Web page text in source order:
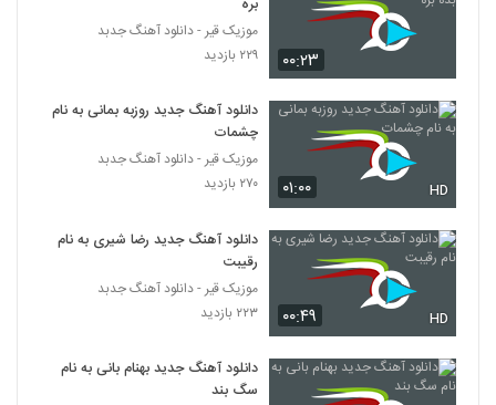
۰۰:۲۳
بره
موزیک قیر - دانلود آهنگ جدبد
۲۲۹ بازدید
۰۱:۰۰ HD
دانلود آهنگ جدید روزبه بمانی به نام
چشمات
موزیک قیر - دانلود آهنگ جدبد
۲۷۰ بازدید
۰۰:۴۹ HD
دانلود آهنگ جدید رضا شیری به نام
رقیبت
موزیک قیر - دانلود آهنگ جدبد
۲۲۳ بازدید
دانلود آهنگ جدید بهنام بانی به نام
سگ بند